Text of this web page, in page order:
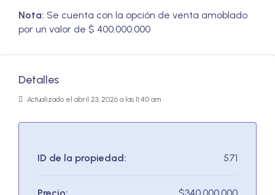
Nota: Se cuenta con la opción de venta amoblado
por un valor de $ 400.000.000
Detalles
Actualizado el abril 23, 2026 a las 11:40 am
ID de la propiedad: 571